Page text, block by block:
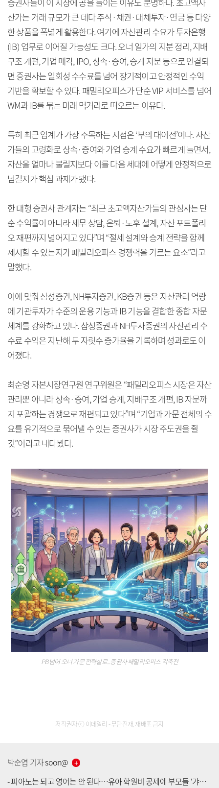
산가는 거래 규모가 큰 데다 주식·채권·대체투자·연금 등 다양
한 상품을 폭넓게 활용한다. 여기에 자산관리 수요가 투자은행
(IB) 업무로 이어질 가능성도 크다. 오너 일가의 지분 정리, 지배
구조 개편, 기업 매각, IPO, 상속·증여, 승계 자문 등으로 연결되
면 증권사는 일회성 수수료를 넘어 장기적이고 안정적인 수익
기반을 확보할 수 있다. 패밀리오피스가 단순 VIP 서비스를 넘어
WM과 IB를 묶는 미래 먹거리로 떠오르는 이유다.
특히 최근 업계가 가장 주목하는 지점은 ‘부의 대이전’이다. 자산
가들의 고령화로 상속·증여와 가업 승계 수요가 빠르게 늘면서,
자산을 얼마나 불릴지보다 이를 다음 세대에 어떻게 안정적으로
넘길지가 핵심 과제가 됐다.
한 대형 증권사 관계자는 “최근 초고액자산가들의 관심사는 단
순 수익률이 아니라 세무 상담, 은퇴·노후 설계, 자산 포트폴리
오 재편까지 넓어지고 있다”며 “절세 설계와 승계 전략을 함께
제시할 수 있는지가 패밀리오피스 경쟁력을 가르는 요소”라고
말했다.
이에 맞춰 삼성증권, NH투자증권, KB증권 등은 자산관리 역량
에 기관투자가 수준의 운용 기능과 IB 기능을 결합한 종합 자문
체계를 강화하고 있다. 삼성증권과 NH투자증권의 자산관리 수
수료 수익은 지난해 두 자릿수 증가율을 기록하며 성과로도 이
어졌다.
최순영 자본시장연구원 연구위원은 “패밀리오피스 시장은 자산
관리뿐 아니라 상속·증여, 가업 승계, 지배구조 개편, IB 자문까
지 포괄하는 경쟁으로 재편되고 있다”며 “기업과 가문 전체의 수
요를 유기적으로 묶어낼 수 있는 증권사가 시장 주도권을 쥘
것”이라고 내다봤다.
PB 넘어 오너 가문 전략실로...증권사 패밀리오피스 각축전
저작권자 ⓒ 이데일리 - 무단전재, 재배포 금지
박순엽 기자soon@
-피아노는 되고 영어는 안 된다…유아 학원비 공제에 부모들 ‘갸우뚱’